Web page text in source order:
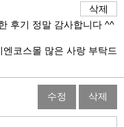
삭제
후기 정말 감사합니다 ^^
코스몰 많은 사랑 부탁드
수정 삭제